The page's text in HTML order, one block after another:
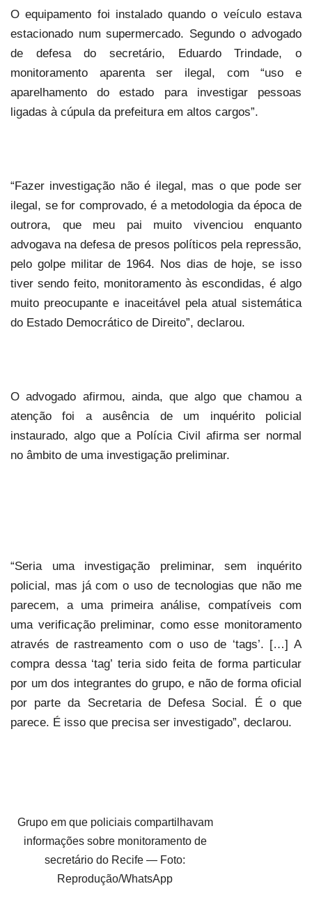
O equipamento foi instalado quando o veículo estava
estacionado num supermercado. Segundo o advogado
de defesa do secretário, Eduardo Trindade, o
monitoramento aparenta ser ilegal, com “uso e
aparelhamento do estado para investigar pessoas
ligadas à cúpula da prefeitura em altos cargos”.
“Fazer investigação não é ilegal, mas o que pode ser
ilegal, se for comprovado, é a metodologia da época de
outrora, que meu pai muito vivenciou enquanto
advogava na defesa de presos políticos pela repressão,
pelo golpe militar de 1964. Nos dias de hoje, se isso
tiver sendo feito, monitoramento às escondidas, é algo
muito preocupante e inaceitável pela atual sistemática
do Estado Democrático de Direito”, declarou.
O advogado afirmou, ainda, que algo que chamou a
atenção foi a ausência de um inquérito policial
instaurado, algo que a Polícia Civil afirma ser normal
no âmbito de uma investigação preliminar.
“Seria uma investigação preliminar, sem inquérito
policial, mas já com o uso de tecnologias que não me
parecem, a uma primeira análise, compatíveis com
uma verificação preliminar, como esse monitoramento
através de rastreamento com o uso de ‘tags’. […] A
compra dessa ‘tag’ teria sido feita de forma particular
por um dos integrantes do grupo, e não de forma oficial
por parte da Secretaria de Defesa Social. É o que
parece. É isso que precisa ser investigado”, declarou.
Grupo em que policiais compartilhavam
informações sobre monitoramento de
secretário do Recife — Foto:
Reprodução/WhatsApp